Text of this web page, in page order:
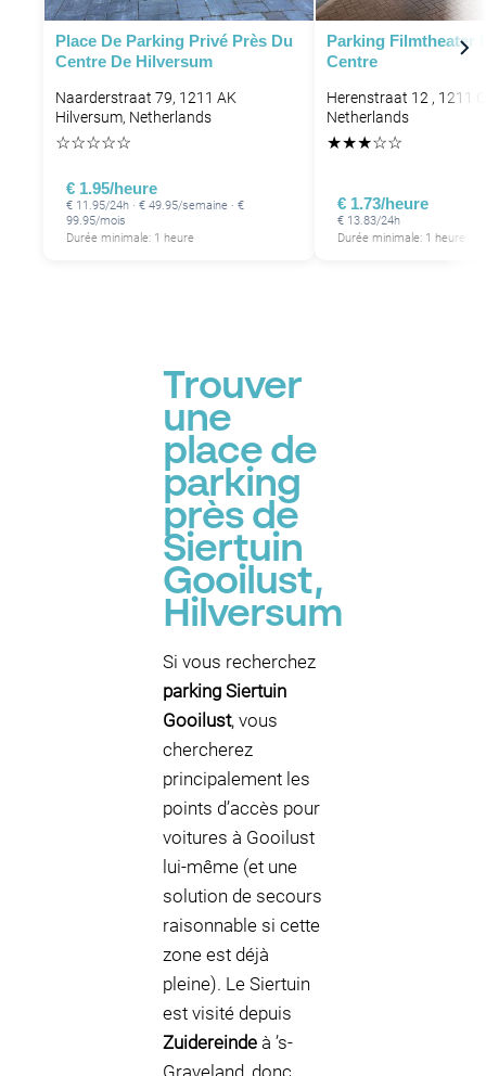
Place De Parking Privé Près Du
Centre De Hilversum
Naarderstraat 79, 1211 AK
Hilversum, Netherlands
☆☆☆☆☆
€ 1.95/heure
€ 11.95/24h · € 49.95/semaine · €
99.95/mois
Durée minimale: 1 heure
Parking Filmtheater
Centre
Herenstraat 12 , 1211
Netherlands
★★★☆☆
€ 1.73/heure
€ 13.83/24h
Durée minimale: 1 heure
Trouver
une
place de
parking
près de
Siertuin
Gooilust,
Hilversum
Si vous recherchez
parking Siertuin
Gooilust, vous
chercherez
principalement les
points d’accès pour
voitures à Gooilust
lui-même (et une
solution de secours
raisonnable si cette
zone est déjà
pleine). Le Siertuin
est visité depuis
Zuidereinde à ’s-